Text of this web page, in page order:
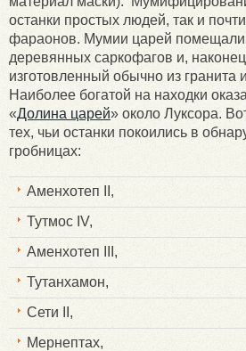
останки простых людей, так и
фараонов. Мумии царей помещали
деревянных саркофагов и,
изготовленный обычно из гранита
Наиболее богатой на находки
«Долина царей» около Луксора.
тех, чьи останки покоились в
гробницах:
Аменхотеп II,
Тутмос IV,
Аменхотеп III,
Тутанхамон,
Сети II,
Мернептах,